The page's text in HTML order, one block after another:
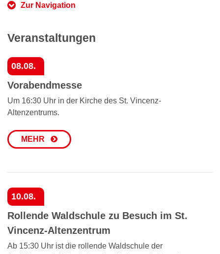
Zur Navigation
Veranstaltungen
08.08.
Vorabendmesse
Um 16:30 Uhr in der Kirche des St. Vincenz-
Altenzentrums.
MEHR
10.08.
Rollende Waldschule zu Besuch im St.
Vincenz‑Altenzentrum
Ab 15:30 Uhr ist die rollende Waldschule der